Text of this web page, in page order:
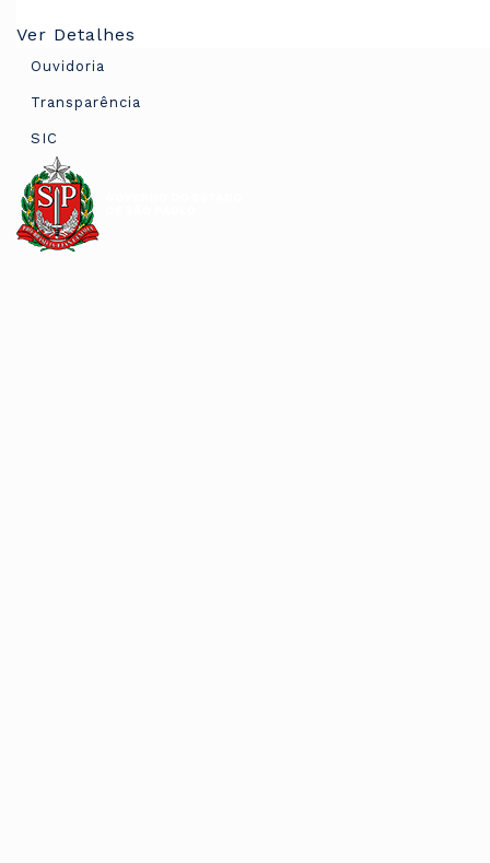
Ver Detalhes
Ouvidoria
Transparência
SIC